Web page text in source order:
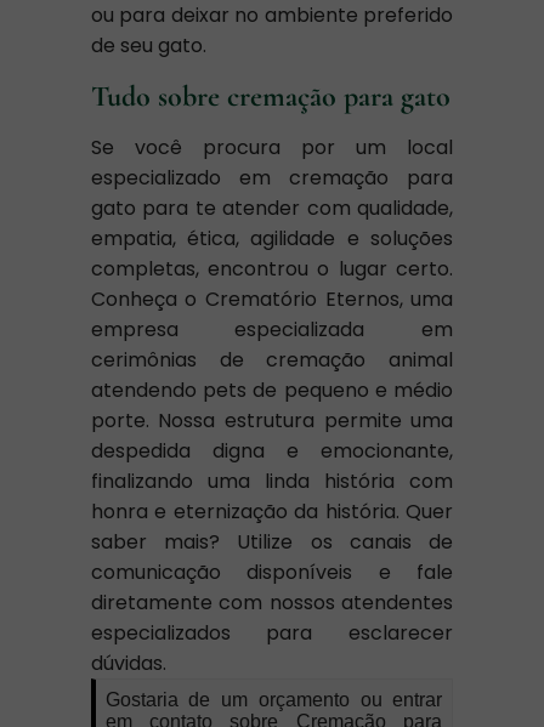
ou para deixar no ambiente preferido
de seu gato.
Tudo sobre cremação para gato
Se você procura por um local
especializado em cremação para
gato para te atender com qualidade,
empatia, ética, agilidade e soluções
completas, encontrou o lugar certo.
Conheça o Crematório Eternos, uma
empresa especializada em
cerimônias de cremação animal
atendendo pets de pequeno e médio
porte. Nossa estrutura permite uma
despedida digna e emocionante,
finalizando uma linda história com
honra e eternização da história. Quer
saber mais? Utilize os canais de
comunicação disponíveis e fale
diretamente com nossos atendentes
especializados para esclarecer
dúvidas.
Gostaria de um orçamento ou entrar
em contato sobre Cremação para